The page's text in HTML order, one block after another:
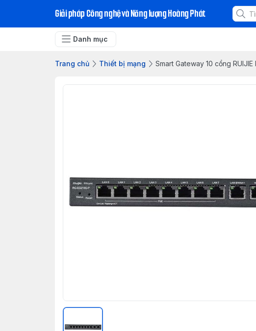
Giải pháp Công nghệ và Năng lượng Hoàng Phát
Danh mục
Trang chủ Thiết bị mạng Smart Gateway 10 cổng RUIJIE